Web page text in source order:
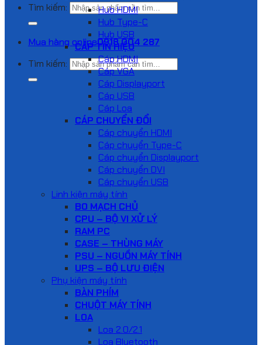
Tìm kiếm:
Mua hàng online0918 004 287
Tìm kiếm:
Hub HDMI
Hub Type-C
Hub USB
CÁP TÍN HIỆU
Cáp HDMI
Cáp VGA
Cáp Displayport
Cáp USB
Cáp Loa
CÁP CHUYỂN ĐỔI
Cáp chuyển HDMI
Cáp chuyển Type-C
Cáp chuyển Displayport
Cáp chuyển DVI
Cáp chuyển USB
Linh kiện máy tính
BO MẠCH CHỦ
CPU – BỘ VI XỬ LÝ
RAM PC
CASE – THÙNG MÁY
PSU – NGUỒN MÁY TÍNH
UPS – BỘ LƯU ĐIỆN
Phụ kiện máy tính
BÀN PHÍM
CHUỘT MÁY TÍNH
LOA
Loa 2.0/2.1
Loa Bluetooth